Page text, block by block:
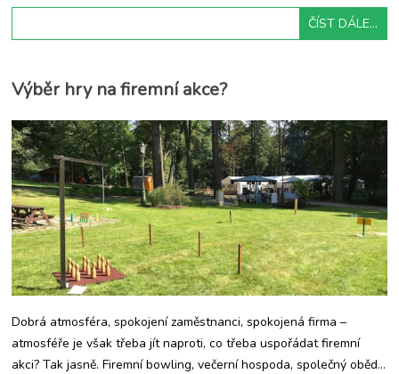
ČÍST DÁLE...
Výběr hry na firemní akce?
Dobrá atmosféra, spokojení zaměstnanci, spokojená firma –
atmosféře je však třeba jít naproti, co třeba uspořádat firemní
akci? Tak jasně. Firemní bowling, večerní hospoda, společný oběd…